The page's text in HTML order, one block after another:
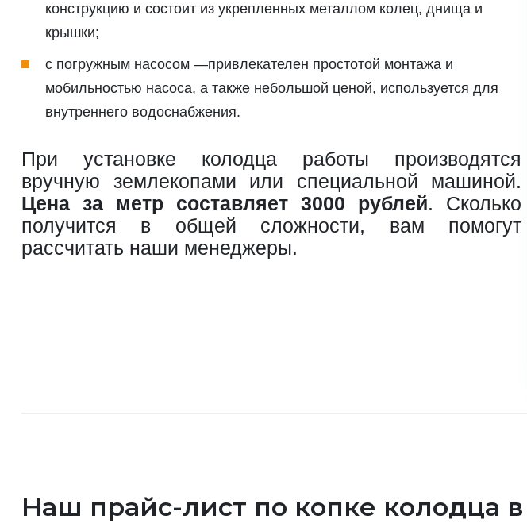
конструкцию и состоит из укрепленных металлом колец, днища и
крышки;
с погружным насосом —привлекателен простотой монтажа и
мобильностью насоса, а также небольшой ценой, используется для
внутреннего водоснабжения.
При установке колодца работы производятся
вручную землекопами или специальной машиной.
Цена за метр составляет 3000 рублей. Сколько
получится в общей сложности, вам помогут
рассчитать наши менеджеры.
Наш прайс-лист по копке колодца